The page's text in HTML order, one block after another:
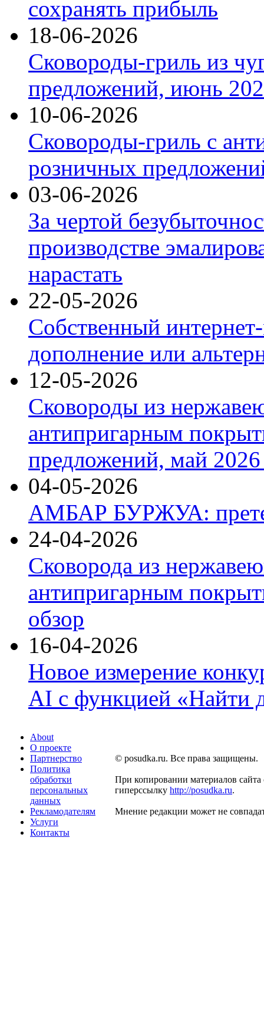
сохранять прибыль
18-06-2026
Сковороды-гриль из
предложений, июнь
10-06-2026
Сковороды-гриль с
розничных
03-06-2026
За чертой
производстве
нарастать
22-05-2026
Собственный
дополнение или
12-05-2026
Сковороды из
антипригарным
предложений, май 2026
04-05-2026
АМБАР БУРЖУА:
24-04-2026
Сковорода из
антипригарным
обзор
16-04-2026
Новое измерение
AI с функцией «Найти
About
О проекте
Партнерство
Политика
обработки
персональных
данных
Рекламодателям
Услуги
Контакты
© posudka.ru. Все права защищены.
При копировании материалов сайта
гиперссылку http://posudka.ru.
Мнение редакции может не